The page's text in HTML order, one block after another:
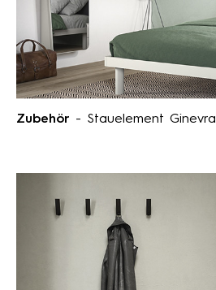
Zubehör - Stauelement Ginevra